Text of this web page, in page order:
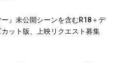
ー』未公開シーンを含むR18＋デ
カット版、上映リクエスト募集